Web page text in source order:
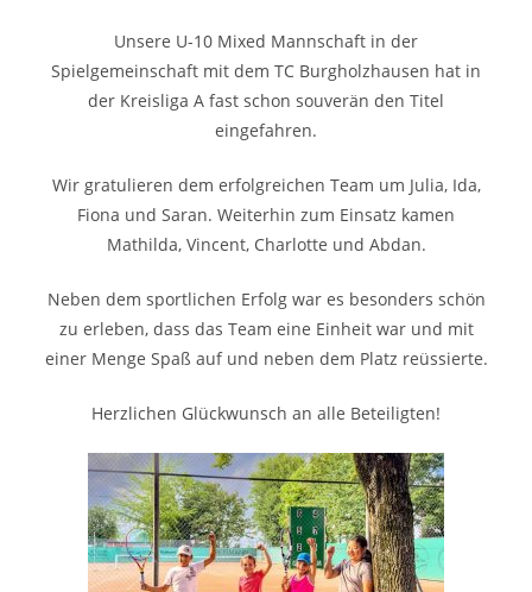
Unsere U-10 Mixed Mannschaft in der
Spielgemeinschaft mit dem TC Burgholzhausen hat in
der Kreisliga A fast schon souverän den Titel
eingefahren.
Wir gratulieren dem erfolgreichen Team um Julia, Ida,
Fiona und Saran. Weiterhin zum Einsatz kamen
Mathilda, Vincent, Charlotte und Abdan.
Neben dem sportlichen Erfolg war es besonders schön
zu erleben, dass das Team eine Einheit war und mit
einer Menge Spaß auf und neben dem Platz reüssierte.
Herzlichen Glückwunsch an alle Beteiligten!